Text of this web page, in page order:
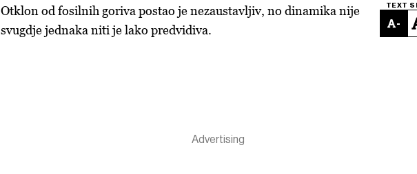
TEXT
-
Otklon od fosilnih goriva postao je nezaustavljiv, no dinamika nije
svugdje jednaka niti je lako predvidiva.